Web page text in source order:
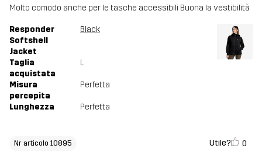
Molto comodo anche per le tasche accessibili Buona la vestibilità
Responder
Softshell
Jacket
Black
Taglia
acquistata
L
Misura
percepita
Perfetta
Lunghezza Perfetta
Nr articolo 10895 Utile? 0